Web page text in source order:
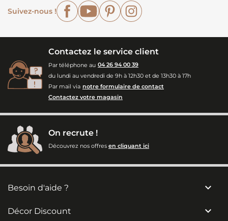
Suivez-nous !
FacebookYouTubePinterest
Contactez le service client
Par téléphone au 04 26 94 00 39
du lundi au vendredi de 9h à 12h30 et de 13h30 à 17h
Par mail via notre formulaire de contact
Contactez votre magasin
On recrute !
Découvrez nos offres en cliquant ici
Besoin d'aide ? 
Décor Discount 